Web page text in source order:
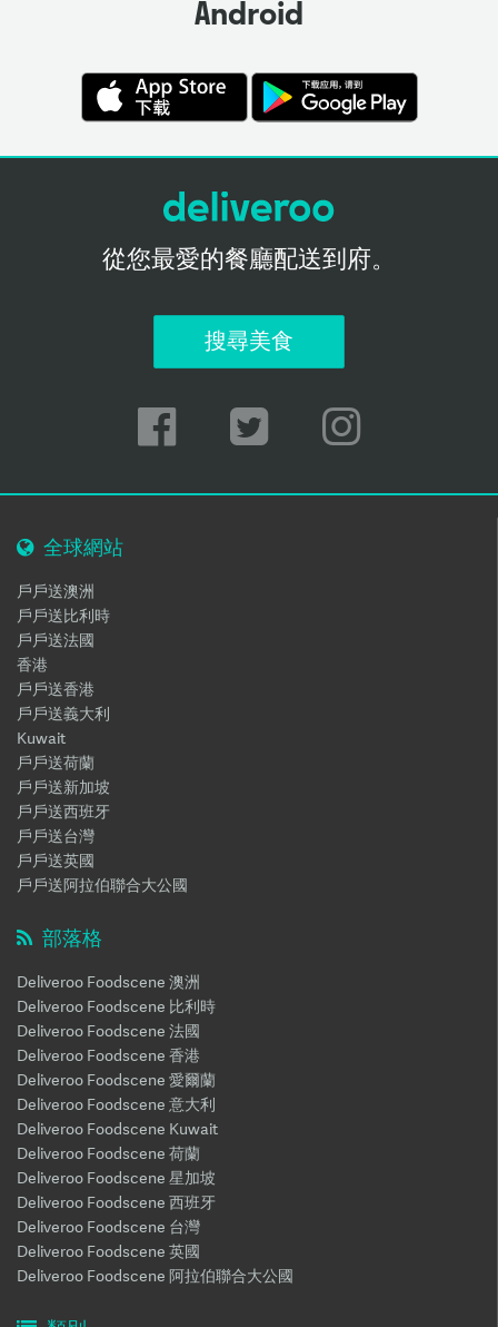
Android
從您最愛的餐廳配送到府。
搜尋美食
全球網站
戶戶送澳洲
戶戶送比利時
戶戶送法國
香港
戶戶送香港
戶戶送義大利
Kuwait
戶戶送荷蘭
戶戶送新加坡
戶戶送西班牙
戶戶送台灣
戶戶送英國
戶戶送阿拉伯聯合大公國
部落格
Deliveroo Foodscene 澳洲
Deliveroo Foodscene 比利時
Deliveroo Foodscene 法國
Deliveroo Foodscene 香港
Deliveroo Foodscene 愛爾蘭
Deliveroo Foodscene 意大利
Deliveroo Foodscene Kuwait
Deliveroo Foodscene 荷蘭
Deliveroo Foodscene 星加坡
Deliveroo Foodscene 西班牙
Deliveroo Foodscene 台灣
Deliveroo Foodscene 英國
Deliveroo Foodscene 阿拉伯聯合大公國